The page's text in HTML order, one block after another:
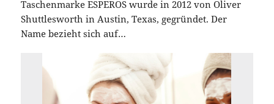
Taschenmarke ESPEROS wurde in 2012 von Oliver
Shuttlesworth in Austin, Texas, gegründet. Der
Name bezieht sich auf…